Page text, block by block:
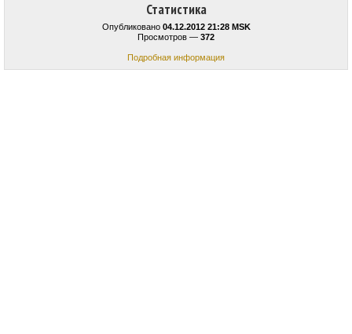
Статистика
Опубликовано 04.12.2012 21:28 MSK
Просмотров — 372
Подробная информация